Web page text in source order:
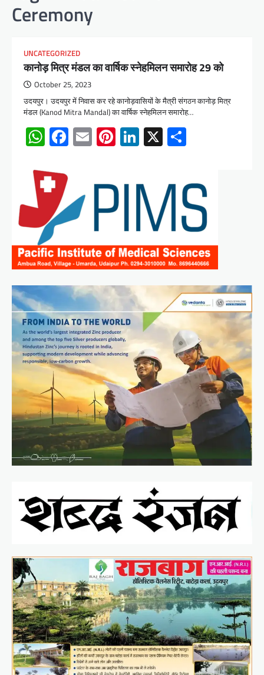
Ceremony
UNCATEGORIZED
कानोड़ मित्र मंडल का वार्षिक स्नेहमिलन समारोह 29 को
October 25, 2023
उदयपुर। उदयपुर में निवास कर रहे कानोड़वासियों के मैत्री संगठन कानोड़ मित्र
मंडल (Kanod Mitra Mandal) का वार्षिक स्नेहमिलन समारोह…
WhatsApp
Facebook
EmailPinterest
LinkedIn
X